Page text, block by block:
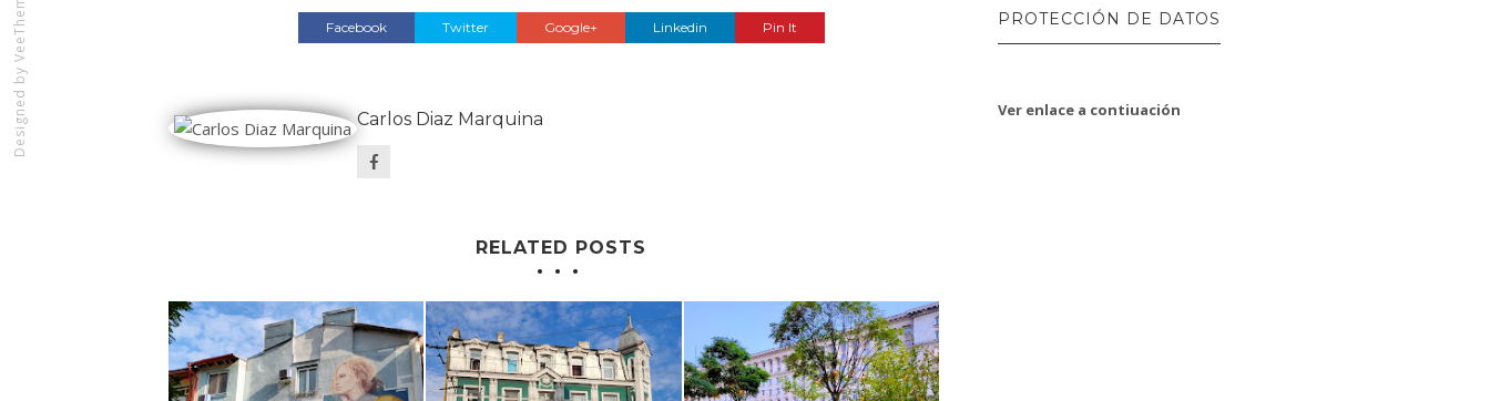
Designed by
Facebook Twitter Google+ Linkedin Pin It
Carlos Diaz Marquina
RELATED POSTS
PROTECCIÓN DE DATOS
Ver enlace a contiuación